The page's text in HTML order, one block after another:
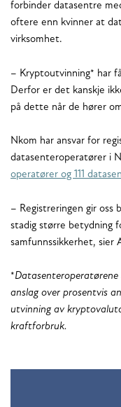
forbinder datasentre
oftere enn kvinner at
virksomhet.
– Kryptoutvinning* har
Derfor er det kanskje
på dette når de hører
Nkom har ansvar for
datasenteroperatører i
operatører og 111
– Registreringen gir oss
stadig større betydning
samfunnssikkerhet, sier
*Datasenteroperatørene
anslag over prosentvis
utvinning av
kraftforbruk.